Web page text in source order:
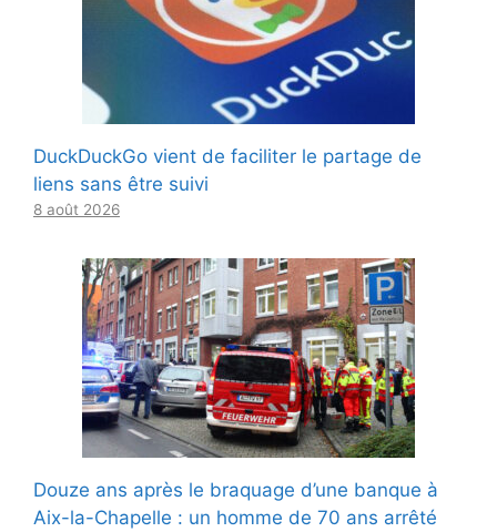
DuckDuckGo vient de faciliter le partage de
liens sans être suivi
8 août 2026
Douze ans après le braquage d’une banque à
Aix-la-Chapelle : un homme de 70 ans arrêté